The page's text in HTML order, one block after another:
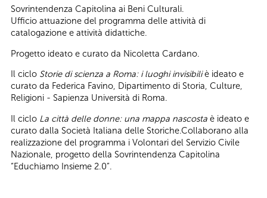
Sovrintendenza Capitolina ai Beni Culturali.
Ufficio attuazione del programma delle attività di
catalogazione e attività didattiche.
Progetto ideato e curato da Nicoletta Cardano.
Il ciclo Storie di scienza a Roma: i luoghi invisibiliè ideato e
curato da Federica Favino, Dipartimento di Storia, Culture,
Religioni - Sapienza Università di Roma.
Il ciclo La città delle donne: una mappa nascosta è ideato e
curato dalla Società Italiana delle Storiche.Collaborano alla
realizzazione del programma i Volontari del Servizio Civile
Nazionale, progetto della Sovrintendenza Capitolina
“Educhiamo Insieme 2.0”.